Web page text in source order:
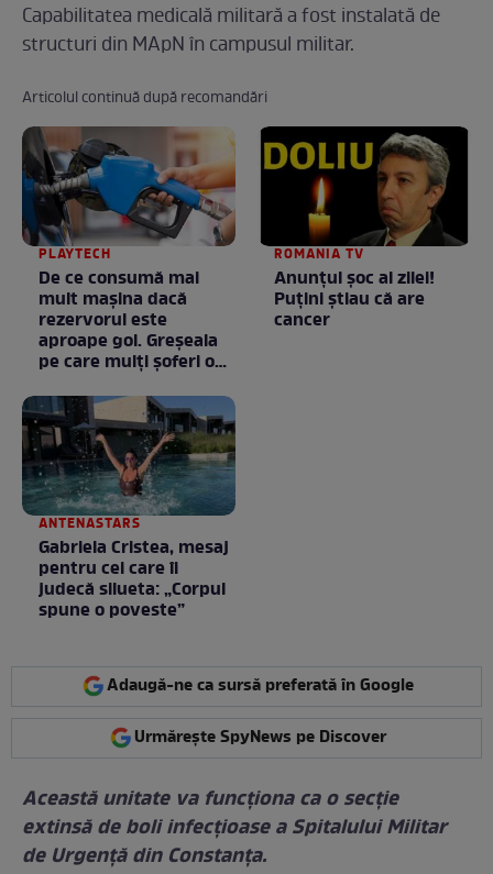
Capabilitatea medicală militară a fost instalată de
structuri din MApN în campusul militar.
Articolul continuă după recomandări
PLAYTECH
De ce consumă mai
mult mașina dacă
rezervorul este
aproape gol. Greșeala
pe care mulți șoferi o
ROMANIA TV
Anunţul şoc al zilei!
Puţini ştiau că are
cancer
ANTENASTARS
Gabriela Cristea, mesaj
pentru cei care îi
judecă silueta: „Corpul
spune o poveste”
Adaugă-ne ca sursă preferată în Google
Urmărește SpyNews pe Discover
Această unitate va funcţiona ca o secţie
extinsă de boli infecţioase a Spitalului Militar
de Urgenţă din Constanţa.